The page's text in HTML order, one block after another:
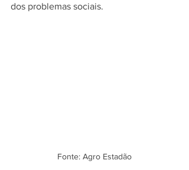
dos problemas sociais.
Fonte: Agro Estadão